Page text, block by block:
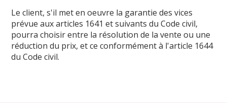
Le client, s'il met en oeuvre la garantie des vices
prévue aux articles 1641 et suivants du Code civil,
pourra choisir entre la résolution de la vente ou une
réduction du prix, et ce conformément à l'article 1644
du Code civil.